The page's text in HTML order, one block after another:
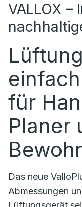
VALLOX
für
Planer
Das neue
Abmessungen